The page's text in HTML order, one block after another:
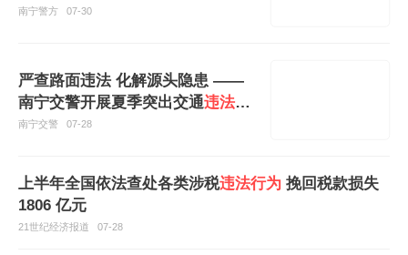
南宁警方 07-30
严查路面违法 化解源头隐患 ——
南宁交警开展夏季突出交通违法行
为专项整治
南宁交警 07-28
上半年全国依法查处各类涉税违法行为 挽回税款损失
1806 亿元
21世纪经济报道 07-28